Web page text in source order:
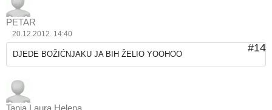
PETAR
20.12.2012. 14:40
#14
DJEDE BOŽIĆNJAKU JA BIH ŽELIO YOOHOO
Tanja Laura Helena